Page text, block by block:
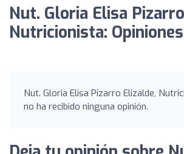
Nut. Gloria Elisa
Nutricionista: Opiniones
Nut. Gloria Elisa Pizarro Elizalde,
no ha recibido ninguna opinión.